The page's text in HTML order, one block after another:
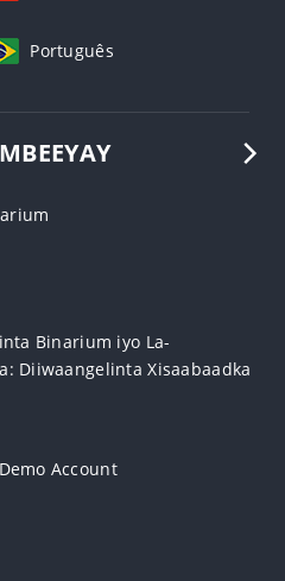
Português
Binarium iyo La-
Diiwaangelinta Xisaabaadka
Bixinta
Account